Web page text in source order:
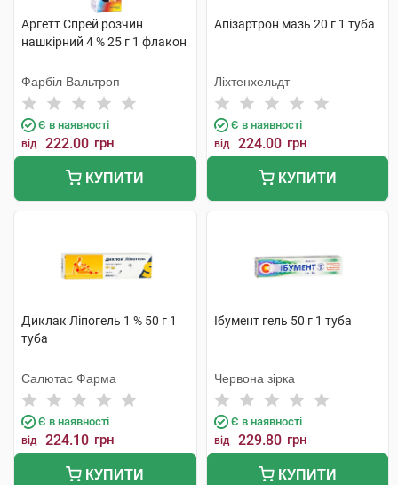
Аргетт Спрей розчин
нашкірний 4 % 25 г 1 флакон
Фарбіл Вальтроп
Є в наявності
від 222.00 грн
КУПИТИ
Апізартрон мазь 20 г 1 туба
Ліхтенхельдт
Є в наявності
від 224.00 грн
КУПИТИ
Диклак Ліпогель 1 % 50 г 1
туба
Салютас Фарма
Є в наявності
від 224.10 грн
КУПИТИ
Ібумент гель 50 г 1 туба
Червона зірка
Є в наявності
від 229.80 грн
КУПИТИ